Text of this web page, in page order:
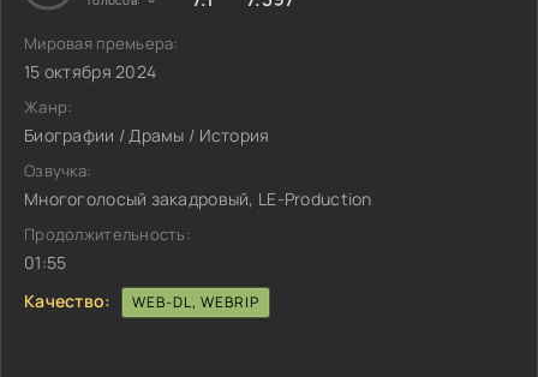
Мировая премьера:
15 октября 2024
Жанр:
Биографии / Драмы / История
Озвучка:
Многоголосый закадровый, LE-Production
Продолжительность:
01:55
Качество:
WEB-DL, WEBRIP